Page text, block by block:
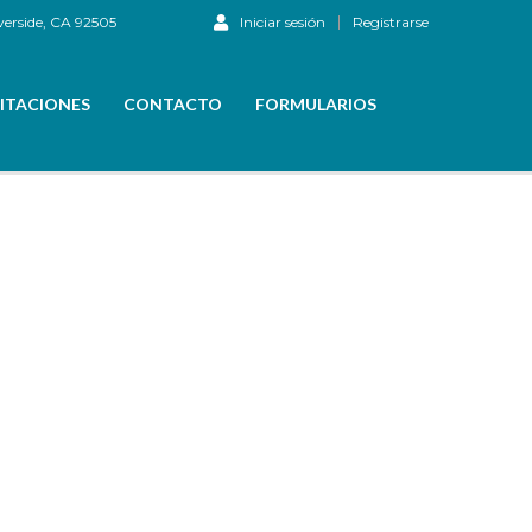
Iniciar sesión Registrarse
CA 92505
CONTACTO FORMULARIOS